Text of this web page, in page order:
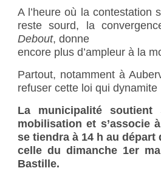
A l’heure où la contestation
reste sourd, la
Debout, donne
encore plus d’ampleur à la
Partout, notamment à
refuser cette loi qui
La municipalité
mobilisation et s’associe
se tiendra à 14 h au départ
celle du dimanche 1er
Bastille.